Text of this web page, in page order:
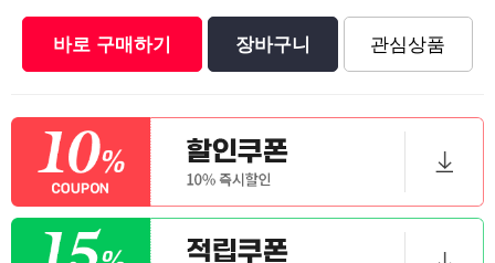
바로 구매하기 장바구니 관심상품